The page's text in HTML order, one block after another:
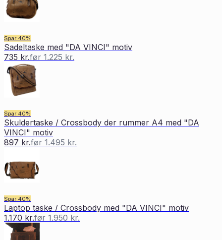
Spar 40%
Sadeltaske med "DA VINCI" motiv
735 kr.før 1.225 kr.
Spar 40%
Skuldertaske / Crossbody der rummer A4 med "DA
VINCI" motiv
897 kr.før 1.495 kr.
Spar 40%
Laptop taske / Crossbody med "DA VINCI" motiv
1.170 kr.før 1.950 kr.